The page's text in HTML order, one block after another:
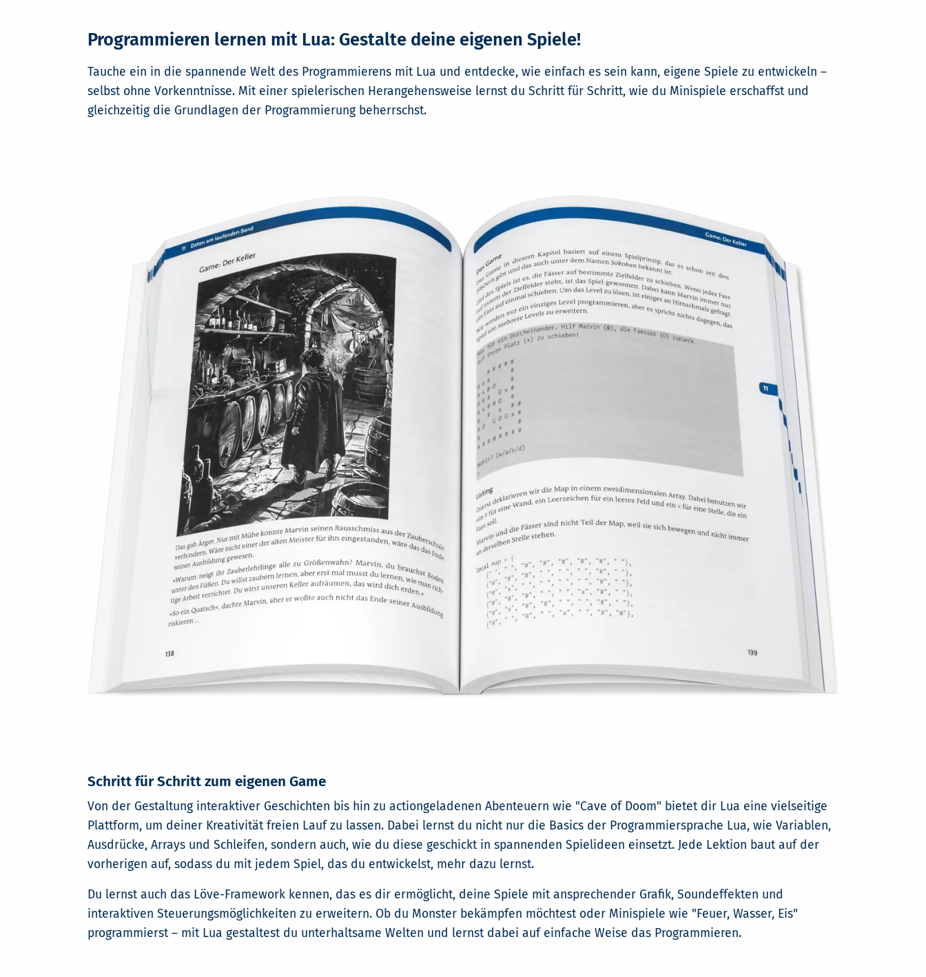
Programmieren lernen mit Lua: Gestalte deine eigenen Spiele!
Tauche ein in die spannende Welt des Programmierens mit Lua und entdecke, wie einfach es sein kann, eigene Spiele zu entwickeln –
selbst ohne Vorkenntnisse. Mit einer spielerischen Herangehensweise lernst du Schritt für Schritt, wie du Minispiele erschaffst und
gleichzeitig die Grundlagen der Programmierung beherrschst.
Schritt für Schritt zum eigenen Game
Von der Gestaltung interaktiver Geschichten bis hin zu actiongeladenen Abenteuern wie "Cave of Doom" bietet dir Lua eine vielseitige
Plattform, um deiner Kreativität freien Lauf zu lassen. Dabei lernst du nicht nur die Basics der Programmiersprache Lua, wie Variablen,
Ausdrücke, Arrays und Schleifen, sondern auch, wie du diese geschickt in spannenden Spielideen einsetzt. Jede Lektion baut auf der
vorherigen auf, sodass du mit jedem Spiel, das du entwickelst, mehr dazu lernst.
Du lernst auch das Löve-Framework kennen, das es dir ermöglicht, deine Spiele mit ansprechender Grafik, Soundeffekten und
interaktiven Steuerungsmöglichkeiten zu erweitern. Ob du Monster bekämpfen möchtest oder Minispiele wie "Feuer, Wasser, Eis"
programmierst – mit Lua gestaltest du unterhaltsame Welten und lernst dabei auf einfache Weise das Programmieren.